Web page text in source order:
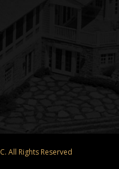
All Rights Reserved